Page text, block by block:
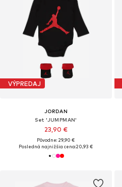
VÝPREDAJ
JORDAN
Set 'JUMPMAN'
23,90 €
Pôvodne: 29,90 €
Posledná najnižšia cena:20,93 €